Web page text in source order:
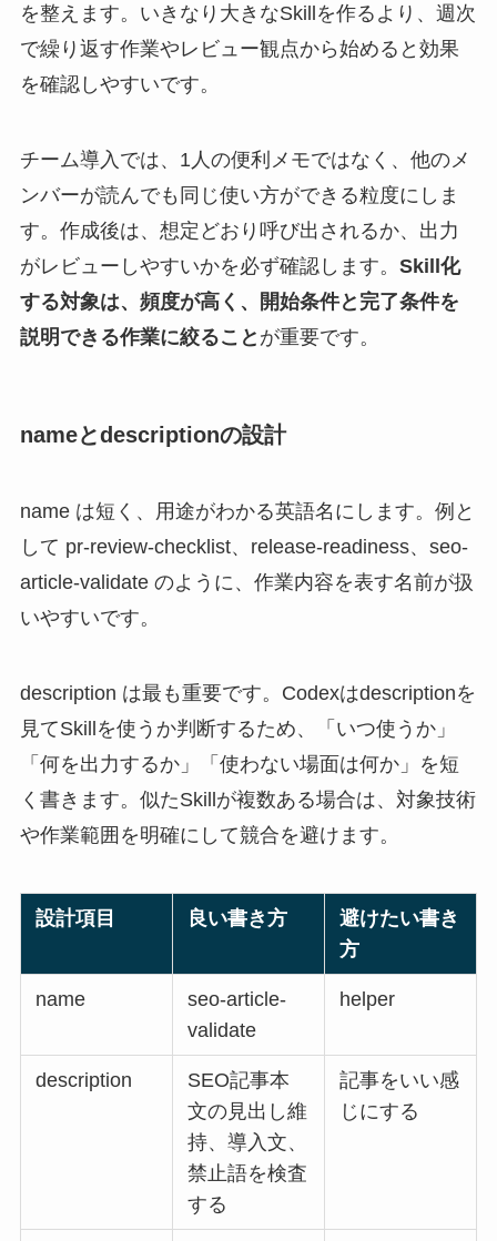
を整えます。いきなり大きなSkillを作るより、週次
で繰り返す作業やレビュー観点から始めると効果
を確認しやすいです。
チーム導入では、1人の便利メモではなく、他のメ
ンバーが読んでも同じ使い方ができる粒度にしま
す。作成後は、想定どおり呼び出されるか、出力
がレビューしやすいかを必ず確認します。 Skill化
する対象は、頻度が高く、開始条件と完了条件を
説明できる作業に絞ること が重要です。
nameとdescriptionの設計
name は短く、用途がわかる英語名にします。例と
して pr-review-checklist、release-readiness、seo-
article-validate のように、作業内容を表す名前が扱
いやすいです。
description は最も重要です。Codexはdescriptionを
見てSkillを使うか判断するため、「いつ使うか」
「何を出力するか」「使わない場面は何か」を短
く書きます。似たSkillが複数ある場合は、対象技術
や作業範囲を明確にして競合を避けます。
設計項目 良い書き方
避けたい書き
方
name
seo-article-
validate
helper
description
SEO記事本
文の見出し維
持、導入文、
禁止語を検査
する
記事をいい感
じにする